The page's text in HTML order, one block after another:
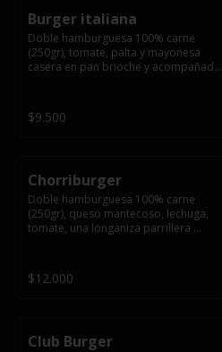
Burger italiana
Doble hamburguesa 100% carne
(250gr), tomate, palta y mayonesa
casera en pan brioche y acompañado
$9.500
Chorriburger
Doble hamburguesa 100% carne
(250gr), queso mantecoso, lechuga,
tomate, una longaniza parrillera
papas fritas.
$12.000
Club Burger